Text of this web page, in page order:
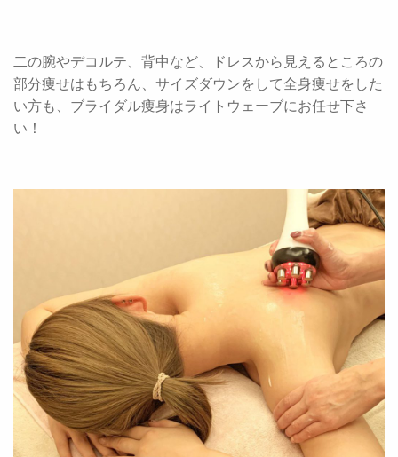
二の腕やデコルテ、背中など、ドレスから見えるところの
部分痩せはもちろん、サイズダウンをして全身痩せをした
い方も、ブライダル痩身はライトウェーブにお任せ下さ
い！